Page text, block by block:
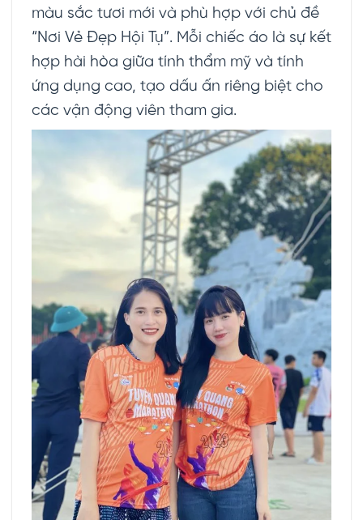
màu sắc tươi mới và phù hợp với chủ đề
“Nơi Vẻ Đẹp Hội Tụ”. Mỗi chiếc áo là sự kết
hợp hài hòa giữa tính thẩm mỹ và tính
ứng dụng cao, tạo dấu ấn riêng biệt cho
các vận động viên tham gia.